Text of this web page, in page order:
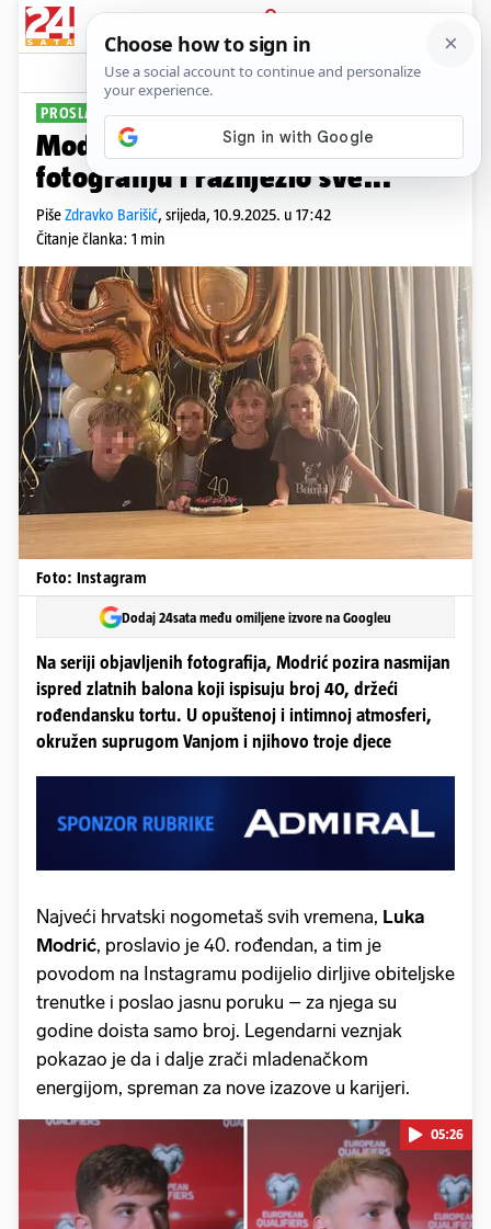
PRIJAVA
Sport Komentari
PROSLAVIO ROĐENDAN S OBITELJI
Modrić objavio rođendansku
fotografiju i raznježio sve...
PišeZdravko Barišić, srijeda, 10.9.2025. u 17:42
Čitanje članka: 1 min
Foto: Instagram
Dodaj 24sata među omiljene izvore na Googleu
Na seriji objavljenih fotografija, Modrić pozira nasmijan
ispred zlatnih balona koji ispisuju broj 40, držeći
rođendansku tortu. U opuštenoj i intimnoj atmosferi,
okružen suprugom Vanjom i njihovo troje djece
Najveći hrvatski nogometaš svih vremena, Luka
Modrić, proslavio je 40. rođendan, a tim je
povodom na Instagramu podijelio dirljive obiteljske
trenutke i poslao jasnu poruku – za njega su
godine doista samo broj. Legendarni veznjak
pokazao je da i dalje zrači mladenačkom
energijom, spreman za nove izazove u karijeri.
05:26